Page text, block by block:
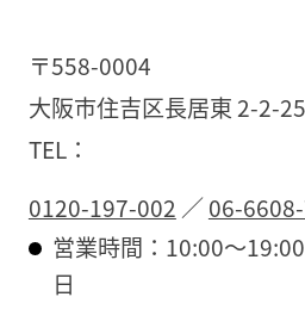
〒558-0004
大阪市住吉区長居東 2-2-25
TEL：
0120-197-002 ／06-
営業時間：10:00〜
日